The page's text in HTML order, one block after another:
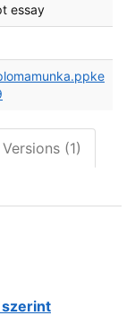
essay
(1)
szerint